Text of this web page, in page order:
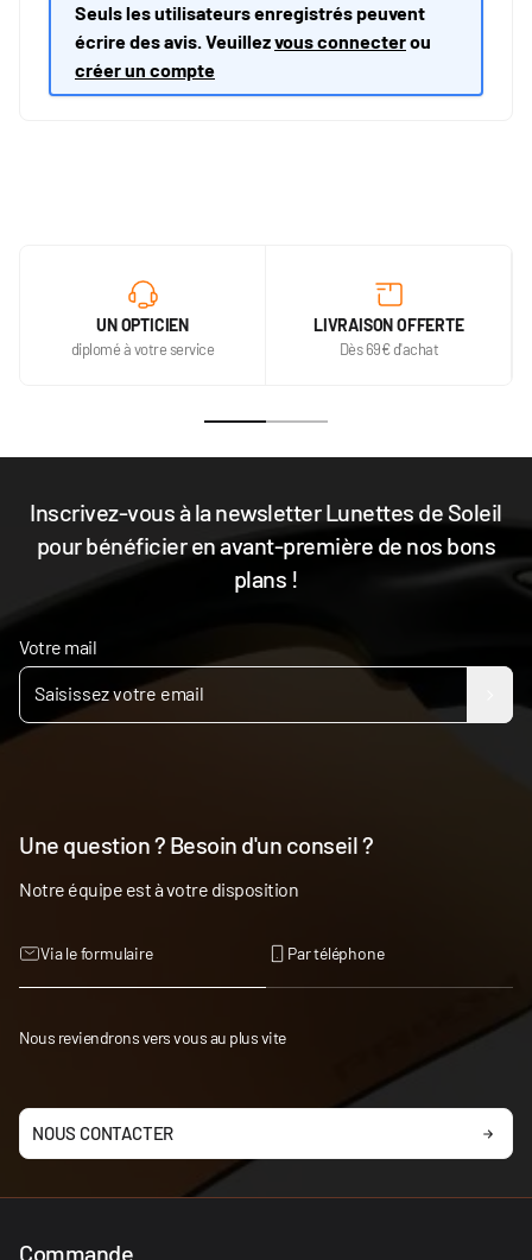
Seuls les utilisateurs enregistrés peuvent
écrire des avis. Veuillezvous connecterou
créer un compte
UN OPTICIEN
diplomé à votre service
LIVRAISON OFFERTE
Dès 69€ d'achat
Inscrivez-vous à la newsletter Lunettes de Soleil
pour bénéficier en avant-première de nos bons
plans !
Votre mail
Une question ? Besoin d'un conseil ?
Notre équipe est à votre disposition
Via le formulaire Par téléphone
Nous reviendrons vers vous au plus vite
NOUS CONTACTER
Commande